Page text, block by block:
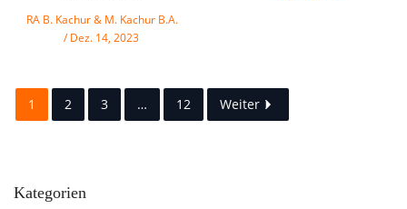
RA B. Kachur & M. Kachur B.A.
Dez. 14, 2023
1 2 3 … 12 Weiter
Kategorien